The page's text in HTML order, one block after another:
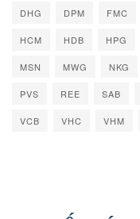
DHG DPM FMC
HCM HDB HPG
MSN MWG NKG
PVS REE SAB
VCB VHC VHM